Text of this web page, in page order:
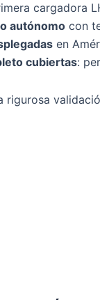
cargadora
autónomo con
en
cubiertas:
rigurosa